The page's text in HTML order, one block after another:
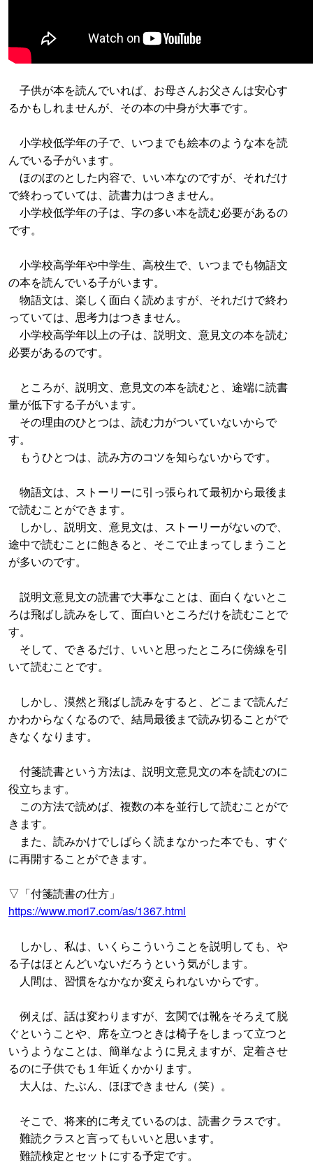
子供が本を読んでいれば、お母さんお父さんは安心す
るかもしれませんが、その本の中身が大事です。
小学校低学年の子で、いつまでも絵本のような本を読
んでいる子がいます。
ほのぼのとした内容で、いい本なのですが、それだけ
で終わっていては、読書力はつきません。
小学校低学年の子は、字の多い本を読む必要があるの
です。
小学校高学年や中学生、高校生で、いつまでも物語文
の本を読んでいる子がいます。
物語文は、楽しく面白く読めますが、それだけで終わ
っていては、思考力はつきません。
小学校高学年以上の子は、説明文、意見文の本を読む
必要があるのです。
ところが、説明文、意見文の本を読むと、途端に読書
量が低下する子がいます。
その理由のひとつは、読む力がついていないからで
す。
もうひとつは、読み方のコツを知らないからです。
物語文は、ストーリーに引っ張られて最初から最後ま
で読むことができます。
しかし、説明文、意見文は、ストーリーがないので、
途中で読むことに飽きると、そこで止まってしまうこと
が多いのです。
説明文意見文の読書で大事なことは、面白くないとこ
ろは飛ばし読みをして、面白いところだけを読むことで
す。
そして、できるだけ、いいと思ったところに傍線を引
いて読むことです。
しかし、漠然と飛ばし読みをすると、どこまで読んだ
かわからなくなるので、結局最後まで読み切ることがで
きなくなります。
付箋読書という方法は、説明文意見文の本を読むのに
役立ちます。
この方法で読めば、複数の本を並行して読むことがで
きます。
また、読みかけでしばらく読まなかった本でも、すぐ
に再開することができます。
▽「付箋読書の仕方」
https://www.mori7.com/as/1367.html
しかし、私は、いくらこういうことを説明しても、や
る子はほとんどいないだろうという気がします。
人間は、習慣をなかなか変えられないからです。
例えば、話は変わりますが、玄関では靴をそろえて脱
ぐということや、席を立つときは椅子をしまって立つと
いうようなことは、簡単なように見えますが、定着させ
るのに子供でも１年近くかかります。
大人は、たぶん、ほぼできません（笑）。
そこで、将来的に考えているのは、読書クラスです。
難読クラスと言ってもいいと思います。
難読検定とセットにする予定です。